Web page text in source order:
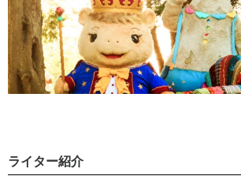
ライター紹介